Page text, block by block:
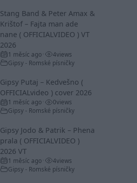
Stang Band & Peter Amax &
Krištof – Fajta man ade
nane ( OFFICIALVIDEO ) VT
2026
1 měsíc ago 4views
Gipsy - Romské písničky
Gipsy Putaj – Kedvešno (
OFFICIALvideo ) cover 2026
1 měsíc ago 0views
Gipsy - Romské písničky
Gipsy Jodo & Patrik – Phena
prala ( OFFICIALVIDEO )
2026 VT
1 měsíc ago 4views
Gipsy - Romské písničky